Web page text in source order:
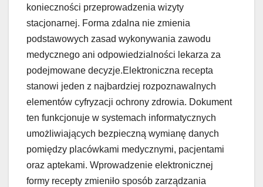
konieczności przeprowadzenia wizyty
stacjonarnej. Forma zdalna nie zmienia
podstawowych zasad wykonywania zawodu
medycznego ani odpowiedzialności lekarza za
podejmowane decyzje.Elektroniczna recepta
stanowi jeden z najbardziej rozpoznawalnych
elementów cyfryzacji ochrony zdrowia. Dokument
ten funkcjonuje w systemach informatycznych
umożliwiających bezpieczną wymianę danych
pomiędzy placówkami medycznymi, pacjentami
oraz aptekami. Wprowadzenie elektronicznej
formy recepty zmieniło sposób zarządzania